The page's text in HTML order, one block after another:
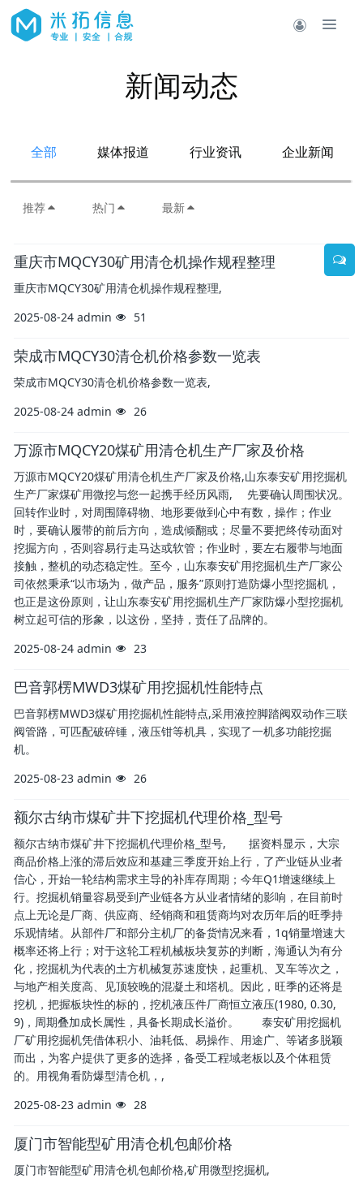
新闻动态
全部 媒体报道 行业资讯 企业新闻
推荐 热门 最新
重庆市MQCY30矿用清仓机操作规程整理
重庆市MQCY30矿用清仓机操作规程整理,
2025-08-24 admin 51
荣成市MQCY30清仓机价格参数一览表
荣成市MQCY30清仓机价格参数一览表,
2025-08-24 admin 26
万源市MQCY20煤矿用清仓机生产厂家及价格
万源市MQCY20煤矿用清仓机生产厂家及价格,山东泰安矿用挖掘机
生产厂家煤矿用微挖与您一起携手经历风雨, 先要确认周围状况。
回转作业时，对周围障碍物、地形要做到心中有数，操作；作业
时，要确认履带的前后方向，造成倾翻或；尽量不要把终传动面对
挖掘方向，否则容易行走马达或软管；作业时，要左右履带与地面
接触，整机的动态稳定性。至今，山东泰安矿用挖掘机生产厂家公
司依然秉承“以市场为，做产品，服务”原则打造防爆小型挖掘机，
也正是这份原则，让山东泰安矿用挖掘机生产厂家防爆小型挖掘机
树立起可信的形象，以这份，坚持，责任了品牌的。
2025-08-24 admin 23
巴音郭楞MWD3煤矿用挖掘机性能特点
巴音郭楞MWD3煤矿用挖掘机性能特点,采用液控脚踏阀双动作三联
阀管路，可匹配破碎锤，液压钳等机具，实现了一机多功能挖掘
机。
2025-08-23 admin 26
额尔古纳市煤矿井下挖掘机代理价格_型号
额尔古纳市煤矿井下挖掘机代理价格_型号, 据资料显示，大宗
商品价格上涨的滞后效应和基建三季度开始上行，了产业链从业者
信心，开始一轮结构需求主导的补库存周期；今年Q1增速继续上
行。挖掘机销量容易受到产业链各方从业者情绪的影响，在目前时
点上无论是厂商、供应商、经销商和租赁商均对农历年后的旺季持
乐观情绪。从部件厂和部分主机厂的备货情况来看，1q销量增速大
概率还将上行；对于这轮工程机械板块复苏的判断，海通认为有分
化，挖掘机为代表的土方机械复苏速度快，起重机、叉车等次之，
与地产相关度高、见顶较晚的混凝土和塔机。因此，旺季的还将是
挖机，把握板块性的标的，挖机液压件厂商恒立液压(1980, 0.30,
9)，周期叠加成长属性，具备长期成长溢价。 泰安矿用挖掘机
厂矿用挖掘机凭借体积小、油耗低、易操作、用途广、等诸多脱颖
而出，为客户提供了更多的选择，备受工程域老板以及个体租赁
的。用视角看防爆型清仓机，,
2025-08-23 admin 28
厦门市智能型矿用清仓机包邮价格
厦门市智能型矿用清仓机包邮价格,矿用微型挖掘机,